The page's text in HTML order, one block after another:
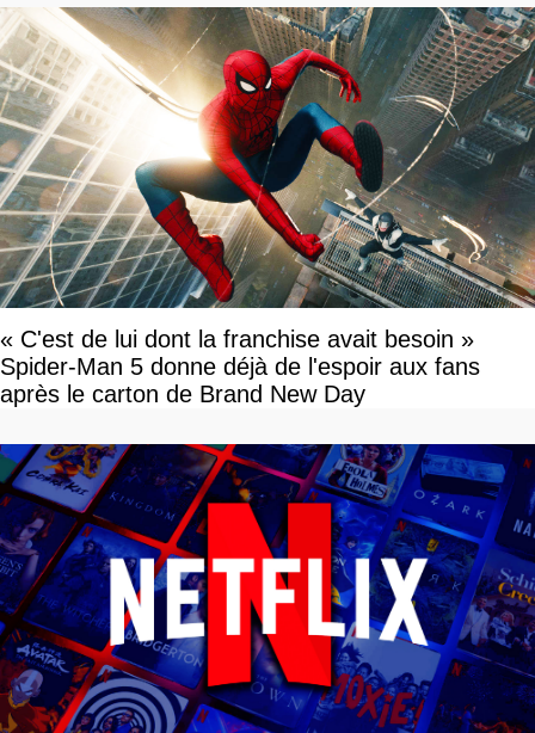
« C'est de lui dont la franchise avait besoin »
Spider-Man 5 donne déjà de l'espoir aux fans
après le carton de Brand New Day